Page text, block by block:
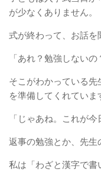
が少なくありません。
式が終わって、お話を
「あれ？勉強しないの
そこがわかっている先
を準備してくれていま
「じゃあね。これが
返事の勉強とか、先生
私は「わざと漢字で